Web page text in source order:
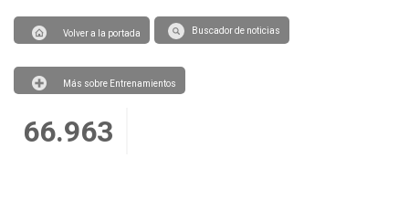
Volver a la portada Buscador de noticias
Más sobre Entrenamientos
66.963